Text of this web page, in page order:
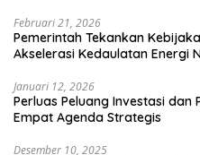
Februari 21, 2026
Pemerintah Tekankan
Akselerasi Kedaulatan Energi
Januari 12, 2026
Perluas Peluang Investasi dan
Empat Agenda Strategis
Desember 10, 2025